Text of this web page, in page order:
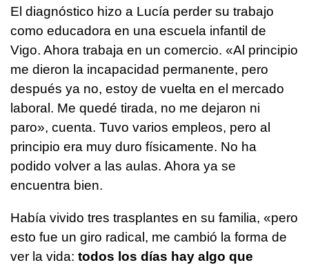
El diagnóstico hizo a Lucía perder su trabajo
como educadora en una escuela infantil de
Vigo. Ahora trabaja en un comercio. «Al principio
me dieron la incapacidad permanente, pero
después ya no, estoy de vuelta en el mercado
laboral. Me quedé tirada, no me dejaron ni
paro», cuenta. Tuvo varios empleos, pero al
principio era muy duro físicamente. No ha
podido volver a las aulas. Ahora ya se
encuentra bien.
Había vivido tres trasplantes en su familia, «pero
esto fue un giro radical, me cambió la forma de
ver la vida: todos los días hay algo que